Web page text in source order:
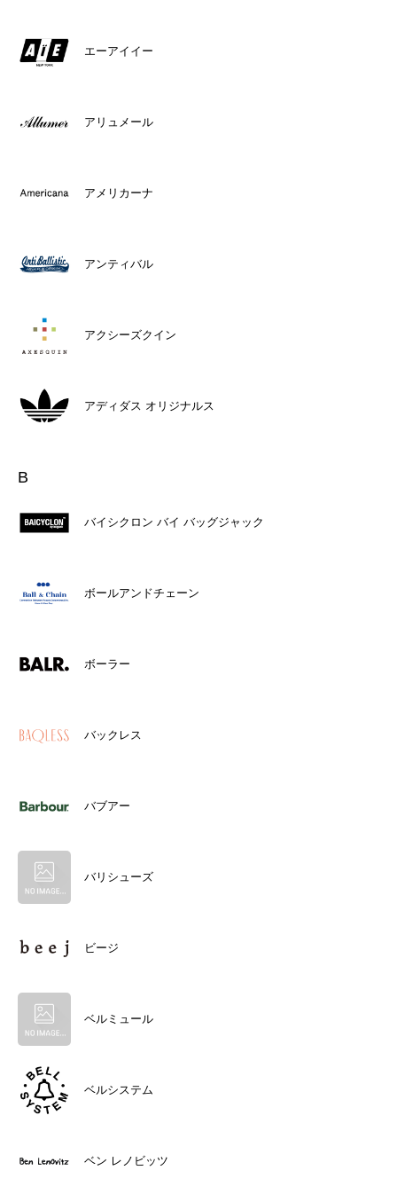
エーアイイー
アリュメール
アメリカーナ
アンティバル
アクシーズクイン
アディダス オリジナルス
B
バイシクロン バイ バッグジャック
ボールアンドチェーン
ボーラー
バックレス
バブアー
バリシューズ
ビージ
ベルミュール
ベルシステム
ベン レノビッツ